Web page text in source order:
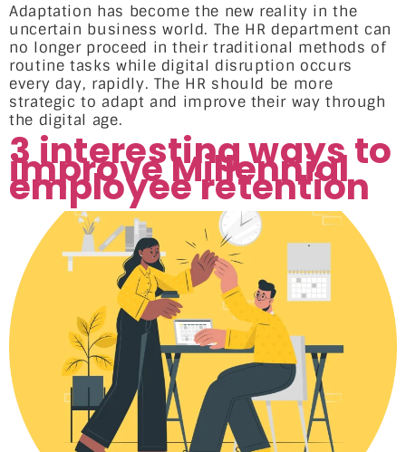
Adaptation has become the new reality in the
uncertain business world. The HR department can
no longer proceed in their traditional methods of
routine tasks while digital disruption occurs
every day, rapidly. The HR should be more
strategic to adapt and improve their way through
the digital age.
3 interesting ways to
improve Millennial
employee retention